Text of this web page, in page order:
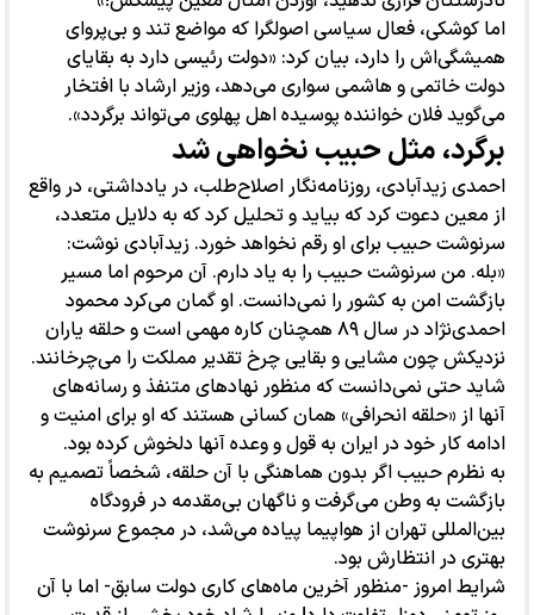
اما کوشکی، فعال سیاسی اصولگرا که مواضع تند و بی‌پروای
همیشگی‌اش را دارد، بیان کرد: «دولت رئیسی دارد به بقایای
دولت خاتمی و هاشمی سواری می‌دهد، وزیر ارشاد با افتخار
می‌گوید فلان خواننده پوسیده اهل پهلوی می‌تواند برگردد».
برگرد، مثل حبیب نخواهی شد
احمدی زیدآبادی، روزنامه‌نگار اصلاح‌طلب، در یادداشتی، در واقع
از معین دعوت کرد که بیاید و تحلیل کرد که به دلایل متعدد،
سرنوشت حبیب برای او رقم نخواهد خورد. زیدآبادی نوشت:
«بله. من سرنوشت حبیب را به یاد دارم. آن مرحوم اما مسیر
بازگشت امن به کشور را نمی‌دانست. او گمان می‌کرد محمود
احمدی‌نژاد در سال ۸۹ همچنان کاره مهمی است و حلقه یاران
نزدیکش چون مشایی و بقایی چرخ تقدیر مملکت را می‌چرخانند.
شاید حتی نمی‌دانست که منظور نهادهای متنفذ و رسانه‌های
آنها از «حلقه انحرافی» همان کسانی هستند که او برای امنیت و
ادامه کار خود در ایران به قول و وعده آنها دلخوش کرده بود.
به نظرم حبیب اگر بدون هماهنگی با آن حلقه، شخصاً تصمیم به
بازگشت به وطن می‌گرفت و ناگهان بی‌مقدمه در فرودگاه
بین‌المللی تهران از هواپیما پیاده می‌شد، در مجموع سرنوشت
بهتری در انتظارش بود.
شرایط امروز -منظور آخرین ماه‌های کاری دولت سابق- اما با آن